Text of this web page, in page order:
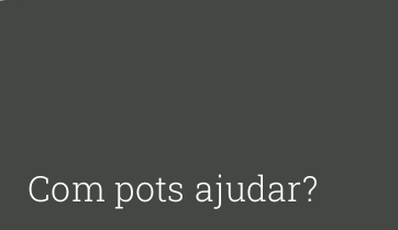
Com pots ajudar?